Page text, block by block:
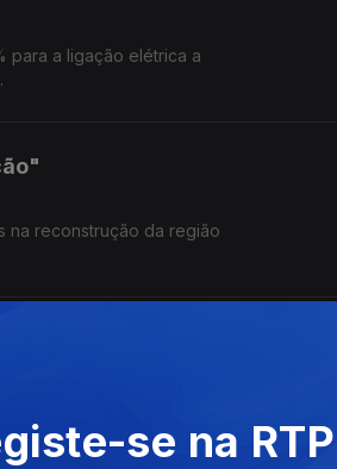
para a ligação elétrica a
na reconstrução da região
o sistema não é solução e
se na RTP